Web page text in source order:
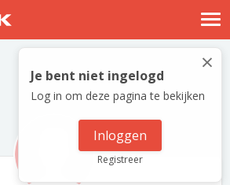
Nostalgische verhalen
Log in
Meld je gratis aan
×
Je bent niet ingelogd
Log in om deze pagina te bekijken
Inloggen
Registreer